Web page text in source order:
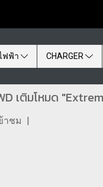
ฟฟ้า CHARGER
เติมโหมด
าชม |